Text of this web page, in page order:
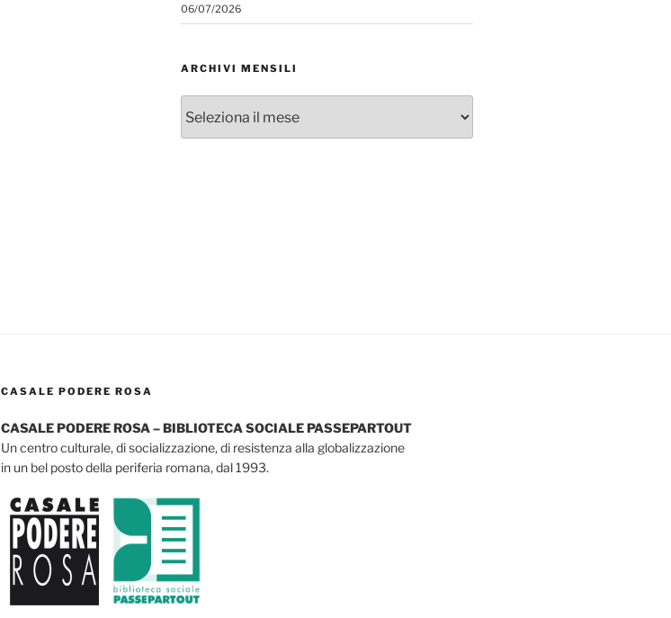
06/07/2026
ARCHIVI MENSILI
mensili
CASALE PODERE ROSA
CASALE PODERE ROSA – BIBLIOTECA SOCIALE PASSEPARTOUT
Un centro culturale, di socializzazione, di resistenza alla globalizzazione
in un bel posto della periferia romana, dal 1993.